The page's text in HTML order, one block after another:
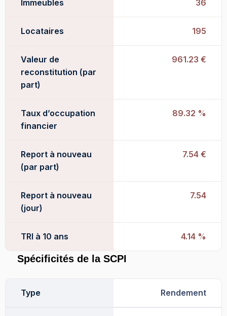
Immeubles 36
Locataires 195
Valeur de
reconstitution (par
part)
961.23 €
Taux d’occupation
financier
89.32 %
Report à nouveau
(par part)
7.54 €
Report à nouveau
(jour)
7.54
TRI à 10 ans 4.14 %
Spécificités de la SCPI
Type Rendement